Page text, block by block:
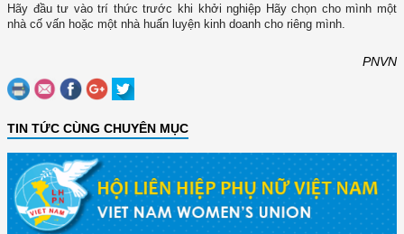
Hãy đầu tư vào trí thức trước khi khởi nghiệp Hãy chọn cho mình một
nhà cố vấn hoặc một nhà huấn luyện kinh doanh cho riêng mình.
PNVN
TIN TỨC CÙNG CHUYÊN MỤC